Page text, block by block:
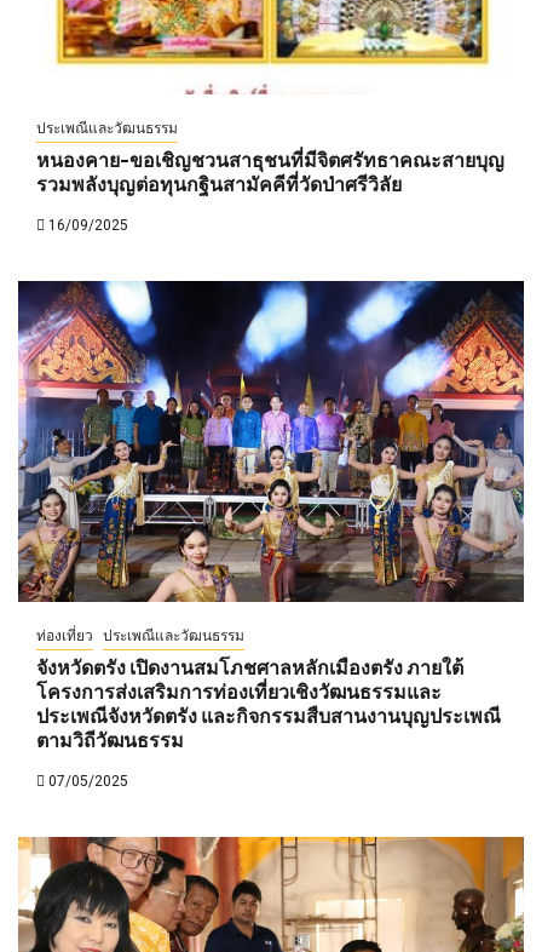
ประเพณีและวัฒนธรรม
หนองคาย-ขอเชิญชวนสาธุชนที่มีจิตศรัทธาคณะสายบุญ
รวมพลังบุญต่อทุนกฐินสามัคคีที่วัดป่าศรีวิลัย
16/09/2025
ท่องเที่ยว ประเพณีและวัฒนธรรม
จังหวัดตรัง เปิดงานสมโภชศาลหลักเมืองตรัง ภายใต้
โครงการส่งเสริมการท่องเที่ยวเชิงวัฒนธรรมและ
ประเพณีจังหวัดตรัง และกิจกรรมสืบสานงานบุญประเพณี
ตามวิถีวัฒนธรรม
07/05/2025